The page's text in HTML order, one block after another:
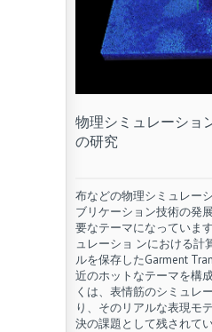
物理シミュレーショ
の研究
布などの物理シミュレー
ブリケーション技術の発
要なテーマになっていま
ュレーショ ンにおける計
ルを保存したGarment
近のホットなテーマを構
くは、表情筋のシミュレ
り、そのリアルな表現モ
決の課題として残されてい